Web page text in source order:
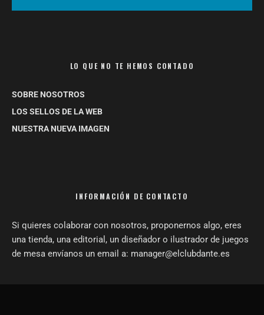
LO QUE NO TE HEMOS CONTADO
SOBRE NOSOTROS
LOS SELLOS DE LA WEB
NUESTRA NUEVA IMAGEN
INFORMACIÓN DE CONTACTO
Si quieres colaborar con nosotros, proponernos algo, eres
una tienda, una editorial, un diseñador o ilustrador de juegos
de mesa envíanos un email a: manager@elclubdante.es